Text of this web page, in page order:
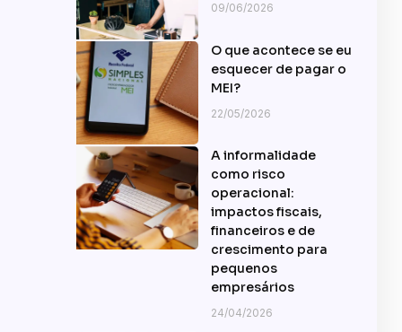
09/06/2026
O que acontece se eu
esquecer de pagar o
MEI?
22/05/2026
A informalidade
como risco
operacional:
impactos fiscais,
financeiros e de
crescimento para
pequenos
empresários
24/04/2026